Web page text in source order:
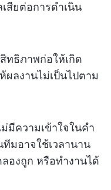
สียต่อการดำเนิน
ทธิภาพก่อให้เกิด
ผลงานไม่เป็นไปตาม
มีความเข้าใจในคำ
มอาจใช้เวลานาน
องถูก หรือทำงานได้